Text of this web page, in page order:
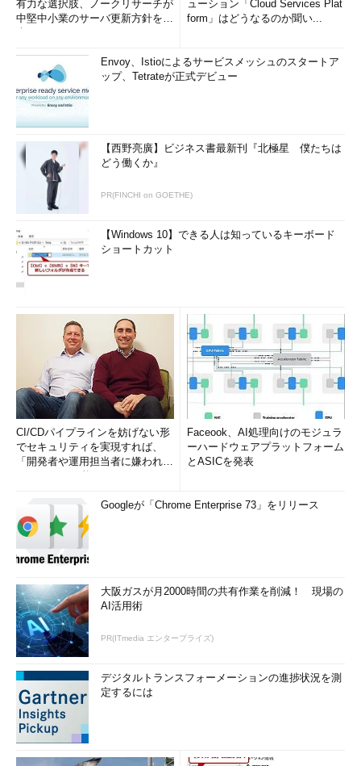
有力な選択肢、ノークリサーチが
中堅中小業のサーバ更新方針を調
ューション「Cloud Services Plat
form」はどうなるのか聞い...
Envoy、Istioによるサービスメッシュのスタートア
ップ、Tetrateが正式デビュー
【西野亮廣】ビジネス書最新刊『北極星 僕たちは
どう働くか』
PR(FINCHI on GOETHE)
【Windows 10】できる人は知っているキーボード
ショートカット
CI/CDパイプラインを妨げない形
でセキュリティを実現すれば、
「開発者や運用担当者に嫌われな
Faceook、AI処理向けのモジュラ
ーハードウェアプラットフォーム
とASICを発表
Googleが「Chrome Enterprise 73」をリリース
大阪ガスが月2000時間の共有作業を削減！ 現場の
AI活用術
PR(ITmedia エンタープライズ)
デジタルトランスフォーメーションの進捗状況を測
定するには